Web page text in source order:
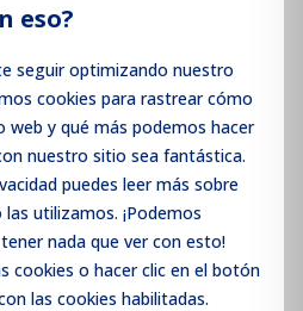
eso?
seguir optimizando nuestro
cookies para rastrear cómo
y qué más podemos hacer
nuestro sitio sea fantástica.
puedes leer más sobre
utilizamos. ¡Podemos
nada que ver con esto!
cookies o hacer clic en el botón
las cookies habilitadas.
los precios
/ Registrarse